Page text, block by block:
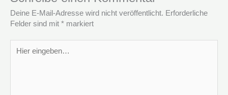
Deine E-Mail-Adresse wird nicht veröffentlicht. Erforderliche
Felder sind mit * markiert
eingeben…